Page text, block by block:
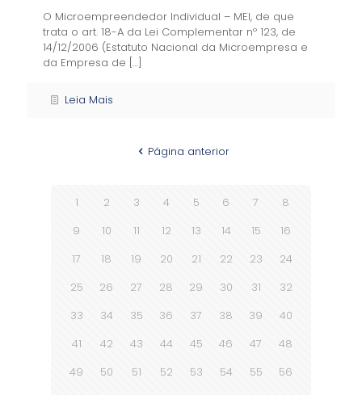
O Microempreendedor Individual – MEI, de que
trata o art. 18-A da Lei Complementar nº 123, de
14/12/2006 (Estatuto Nacional da Microempresa e
da Empresa de […]
Leia Mais
Página anterior
1 2 3 4 5 6 7
8
9
10 11 12 13 14 15
16
17
18 19 20 21 22 23
24
25
26 27 28 29 30 31
32
33
34 35 36 37 38 39
40
41
42 43 44 45 46 47
48
49
50 51 52 53 54 55
56